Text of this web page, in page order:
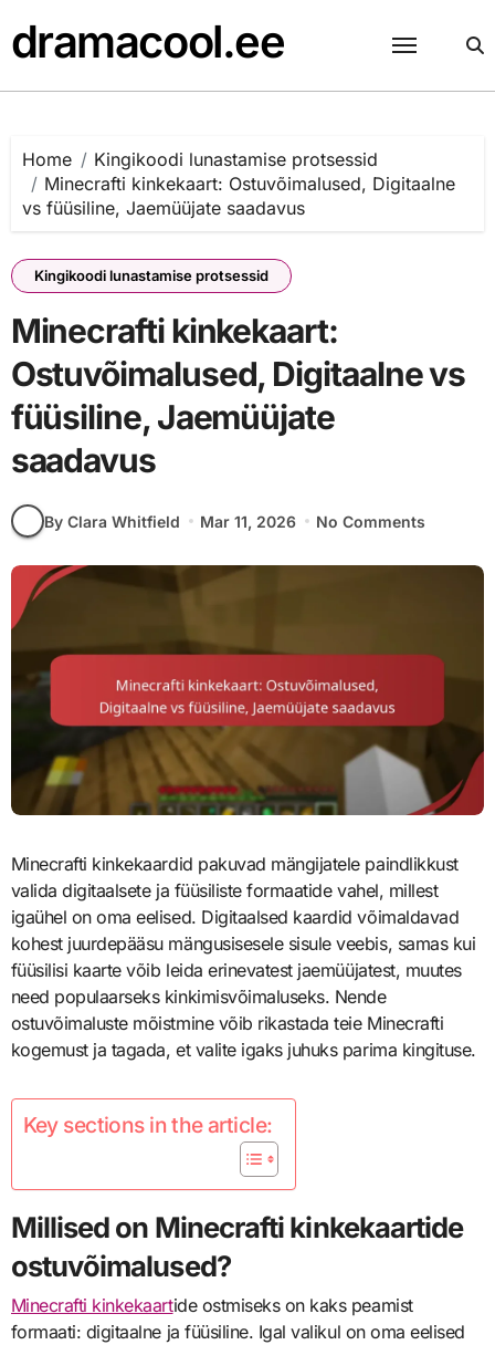
to
content
dramacool.ee
Home
Kingikoodi lunastamise protsessid
Minecrafti kinkekaart: Ostuvõimalused, Digitaalne
vs füüsiline, Jaemüüjate saadavus
Kingikoodi lunastamise protsessid
Minecrafti kinkekaart:
Ostuvõimalused, Digitaalne vs
füüsiline, Jaemüüjate
saadavus
By Clara Whitfield Mar 11, 2026 No Comments
Minecrafti kinkekaardid pakuvad mängijatele paindlikkust
valida digitaalsete ja füüsiliste formaatide vahel, millest
igaühel on oma eelised. Digitaalsed kaardid võimaldavad
kohest juurdepääsu mängusisesele sisule veebis, samas kui
füüsilisi kaarte võib leida erinevatest jaemüüjatest, muutes
need populaarseks kinkimisvõimaluseks. Nende
ostuvõimaluste mõistmine võib rikastada teie Minecrafti
kogemust ja tagada, et valite igaks juhuks parima kingituse.
Key sections in the article:
Millised on Minecrafti kinkekaartide
ostuvõimalused?
Minecrafti kinkekaartide ostmiseks on kaks peamist
formaati: digitaalne ja füüsiline. Igal valikul on oma eelised